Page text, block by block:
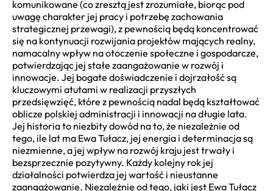
komunikowane (co zresztą jest zrozumiałe, biorąc pod
uwagę charakter jej pracy i potrzebę zachowania
strategicznej przewagi), z pewnością będą koncentrować
się na kontynuacji rozwijania projektów mających realny,
namacalny wpływ na otoczenie społeczne i gospodarcze,
potwierdzając jej stałe zaangażowanie w rozwój i
innowacje. Jej bogate doświadczenie i dojrzałość są
kluczowymi atutami w realizacji przyszłych
przedsięwzięć, które z pewnością nadal będą kształtować
oblicze polskiej administracji i innowacji na długie lata.
Jej historia to niezbity dowód na to, że niezależnie od
tego, ile lat ma Ewa Tułacz, jej energia i determinacja są
niezmienne, a jej wpływ na rozwój kraju jest trwały i
bezsprzecznie pozytywny. Każdy kolejny rok jej
działalności potwierdza jej wartość i nieustanne
zaangażowanie. Niezależnie od tego, jaki jest Ewa Tułacz